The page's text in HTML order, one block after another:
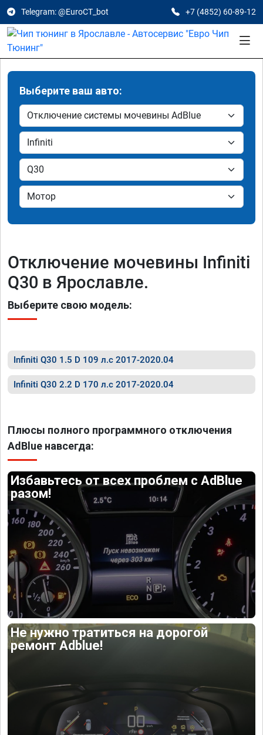
Telegram: @EuroCT_bot +7 (4852) 60-89-12
Выберите ваш авто:
Отключение мочевины Infiniti
Q30 в Ярославле.
Выберите свою модель:
Infiniti Q30 1.5 D 109 л.с 2017-2020.04
Infiniti Q30 2.2 D 170 л.с 2017-2020.04
Плюсы полного программного отключения
AdBlue навсегда:
Избавьтесь от всех проблем с AdBlue
разом!
Не нужно тратиться на дорогой
ремонт Adblue!